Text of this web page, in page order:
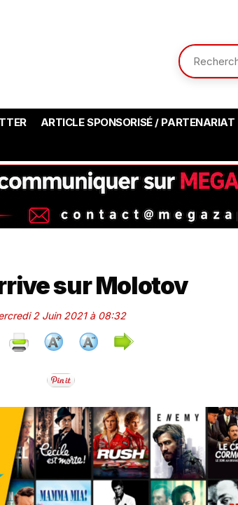
ARTICLE SPONSORISÉ / PARTENARIAT
sur Molotov
2 Juin 2021 à 08:32